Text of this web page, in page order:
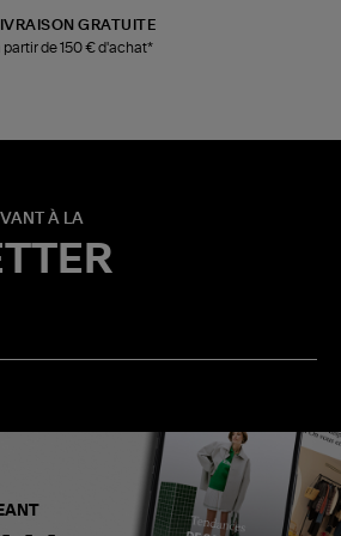
GRATUITE
partir de 150 € d'achat*
À LA